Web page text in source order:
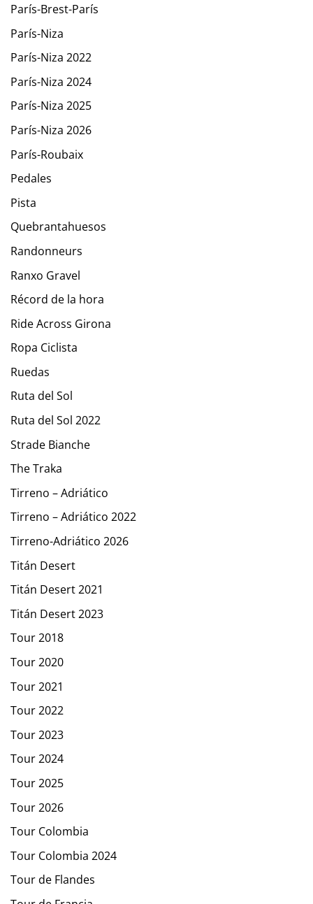
París-Brest-París
París-Niza
París-Niza 2022
París-Niza 2024
París-Niza 2025
París-Niza 2026
París-Roubaix
Pedales
Pista
Quebrantahuesos
Randonneurs
Ranxo Gravel
Récord de la hora
Ride Across Girona
Ropa Ciclista
Ruedas
Ruta del Sol
Ruta del Sol 2022
Strade Bianche
The Traka
Tirreno – Adriático
Tirreno – Adriático 2022
Tirreno-Adriático 2026
Titán Desert
Titán Desert 2021
Titán Desert 2023
Tour 2018
Tour 2020
Tour 2021
Tour 2022
Tour 2023
Tour 2024
Tour 2025
Tour 2026
Tour Colombia
Tour Colombia 2024
Tour de Flandes